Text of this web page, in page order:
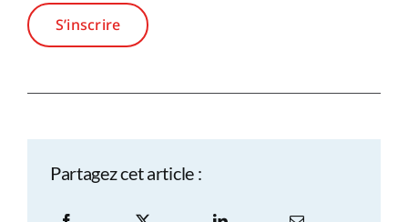
S’inscrire
Partagez cet article :